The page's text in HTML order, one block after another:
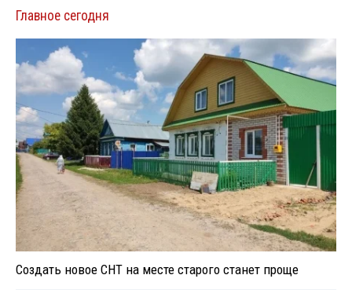
Главное сегодня
Создать новое СНТ на месте старого станет проще